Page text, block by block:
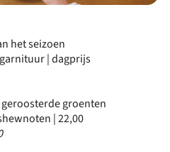
het seizoen
| dagprijs
groenten
| 22,00